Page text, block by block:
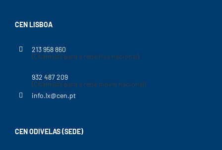
CEN LISBOA
213 958 860
(Chamada para a rede fixa nacional)
932 487 209
(Chamada para a rede móvel nacional)
info.lx@cen.pt
CEN ODIVELAS (SEDE)